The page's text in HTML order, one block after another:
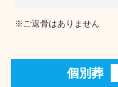
※ご返骨はありません
個別葬